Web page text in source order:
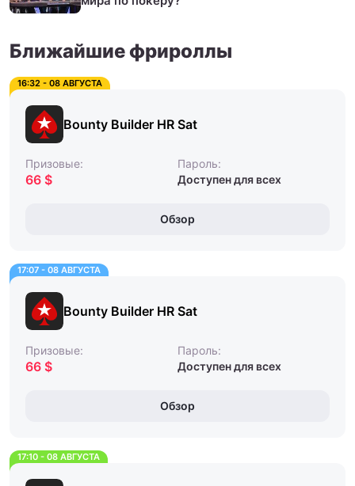
Ближайшие фрироллы
16:32 - 08 АВГУСТА
Bounty Builder HR Sat
Призовые:
66 $
Пароль:
Доступен для всех
Обзор
17:07 - 08 АВГУСТА
Bounty Builder HR Sat
Призовые:
66 $
Пароль:
Доступен для всех
Обзор
17:10 - 08 АВГУСТА